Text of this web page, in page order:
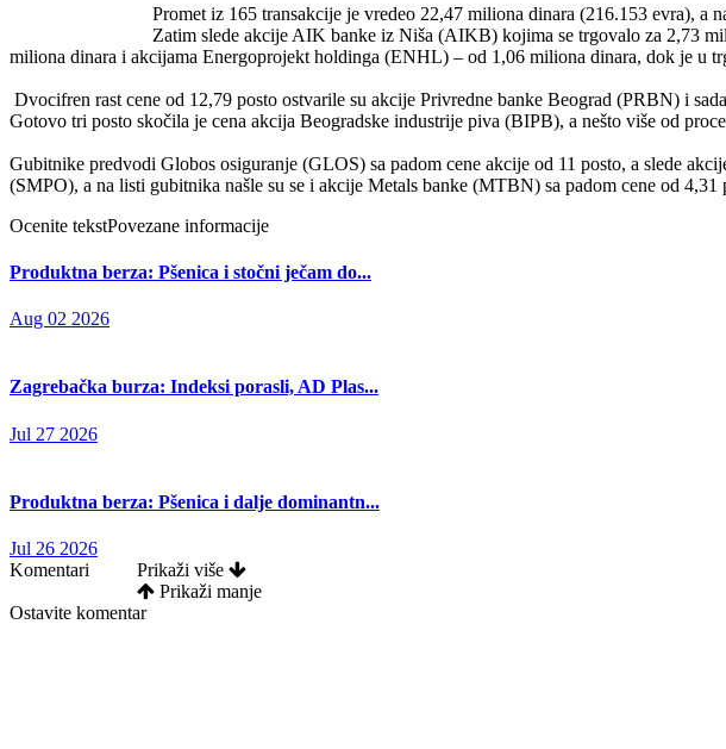
Promet iz 165 transakcije je vredeo 22,47 miliona dinara (216.153 evra),
Zatim slede akcije AIK banke iz Niša (AIKB) kojima se trgovalo za 2,73
miliona dinara i akcijama Energoprojekt holdinga (ENHL) – od 1,06 miliona dinara, dok je u
Dvocifren rast cene od 12,79 posto ostvarile su akcije Privredne banke Beograd (PRBN) i
Gotovo tri posto skočila je cena akcija Beogradske industrije piva (BIPB), a nešto više od
Gubitnike predvodi Globos osiguranje (GLOS) sa padom cene akcije od 11 posto, a slede
(SMPO), a na listi gubitnika našle su se i akcije Metals banke (MTBN) sa padom cene od
Ocenite tekstPovezane informacije
Produktna berza: Pšenica i stočni ječam do...
Aug 02 2026
Zagrebačka burza: Indeksi porasli, AD Plas...
Jul 27 2026
Produktna berza: Pšenica i dalje dominantn...
Jul 26 2026
Komentari
Prikaži više
Prikaži manje
Ostavite komentar